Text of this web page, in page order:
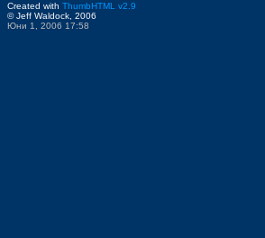
Created with ThumbHTML v2.9
© Jeff Waldock, 2006
Юни 1, 2006 17:58